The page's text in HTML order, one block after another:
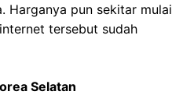
Harganya pun sekitar mulai
tersebut sudah
Selatan